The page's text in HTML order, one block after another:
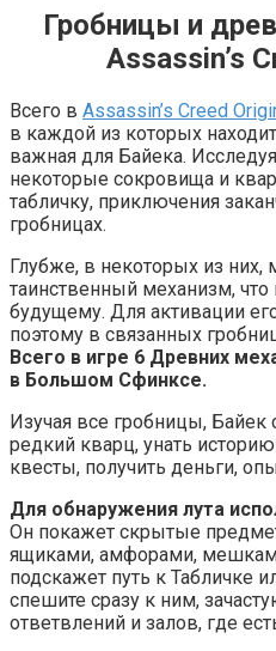
Гробницы и
Assassin’s
Всего в Assassin’s Creed
в каждой из которых
важная для Байека.
некоторые сокровища и
табличку, приключения
гробницах.
Глубже, в некоторых из
таинственный механизм,
будущему. Для активации
поэтому в связанных
Всего в игре 6 Древних
в Большом Сфинксе.
Изучая все гробницы,
редкий кварц, унать
квесты, получить деньги,
Для обнаружения лута
Он покажет скрытые
ящиками, амфорами,
подскажет путь к Табличке
спешите сразу к ним,
ответвлений и залов, где